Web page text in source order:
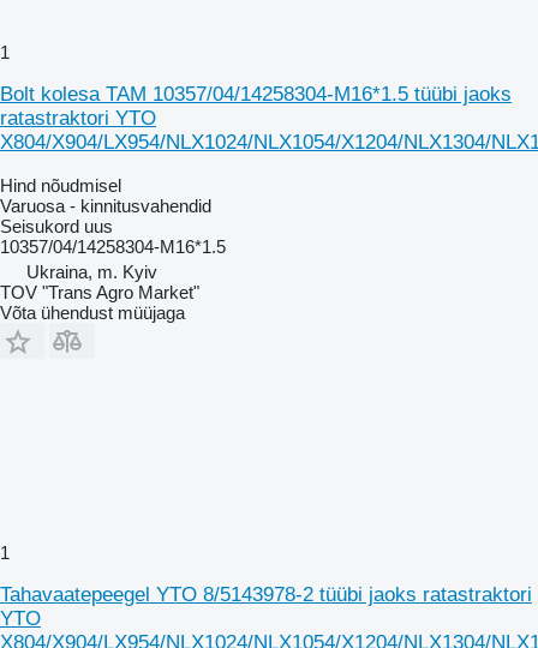
1
Bolt kolesa TAM 10357/04/14258304-M16*1.5 tüübi jaoks
ratastraktori YTO
X804/X904/LX954/NLX1024/NLX1054/X1204/NLX1304/
Hind nõudmisel
Varuosa - kinnitusvahendid
Seisukord uus
10357/04/14258304-M16*1.5
Ukraina, m. Kyiv
TOV "Trans Agro Market"
Võta ühendust müüjaga
1
Tahavaatepeegel YTO 8/5143978-2 tüübi jaoks ratastraktori
YTO
X804/X904/LX954/NLX1024/NLX1054/X1204/NLX1304/